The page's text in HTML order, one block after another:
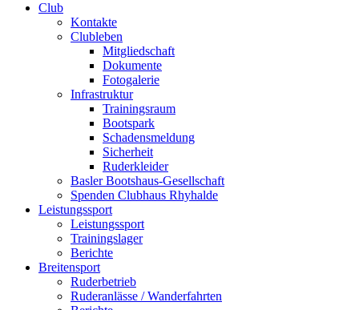
Club
Kontakte
Clubleben
Mitgliedschaft
Dokumente
Fotogalerie
Infrastruktur
Trainingsraum
Bootspark
Schadensmeldung
Sicherheit
Ruderkleider
Basler Bootshaus-Gesellschaft
Spenden Clubhaus Rhyhalde
Leistungssport
Leistungssport
Trainingslager
Berichte
Breitensport
Ruderbetrieb
Ruderanlässe / Wanderfahrten